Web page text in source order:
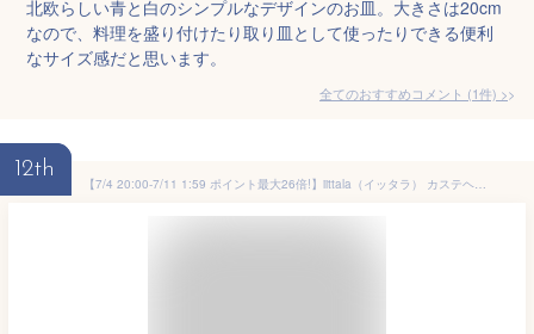
北欧らしい青と白のシンプルなデザインのお皿。大きさは20cm
なので、料理を盛り付けたり取り皿として使ったりできる便利
なサイズ感だと思います。
全てのおすすめコメント (1件) >
12th
【7/4 20:00-7/11 1:59 ポイント最大26倍!】iittala（イッタラ） カステヘルミ プレート 17cm ペア（クリア）(新生活テーブルウェア おうちテーブルウェア)